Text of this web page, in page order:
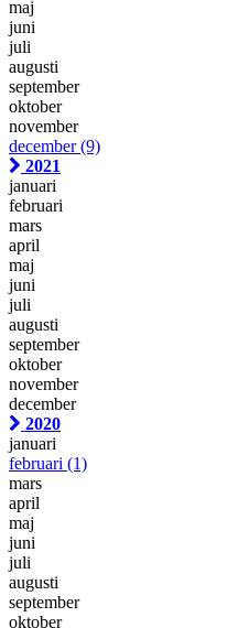
maj
juni
juli
augusti
september
oktober
november
december(9)
2021
januari
februari
mars
april
maj
juni
juli
augusti
september
oktober
november
december
2020
januari
februari (1)
mars
april
maj
juni
juli
augusti
september
oktober